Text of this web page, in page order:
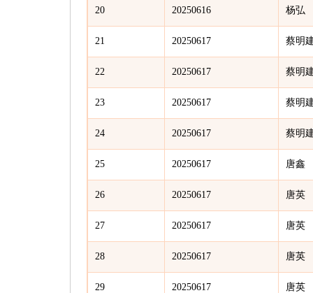
20 20250616 杨弘
21 20250617 蔡明
22 20250617 蔡明
23 20250617 蔡明
24 20250617 蔡明
25 20250617 唐鑫
26 20250617 唐英
27 20250617 唐英
28 20250617 唐英
29 20250617 唐英